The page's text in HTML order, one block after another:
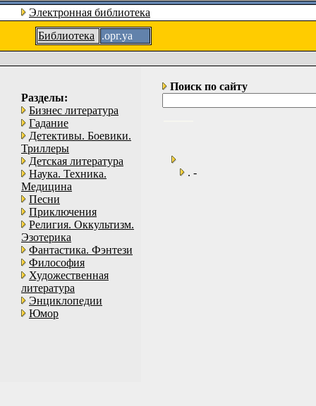
Электронная библиотека
Библиотека
.орг.уа
Разделы:
Бизнес литература
Гадание
Детективы. Боевики.
Триллеры
Детская литература
Наука. Техника.
Медицина
Песни
Приключения
Религия. Оккультизм.
Эзотерика
Фантастика. Фэнтези
Философия
Художественная
литература
Энциклопедии
Юмор
Поиск по сайту
. -